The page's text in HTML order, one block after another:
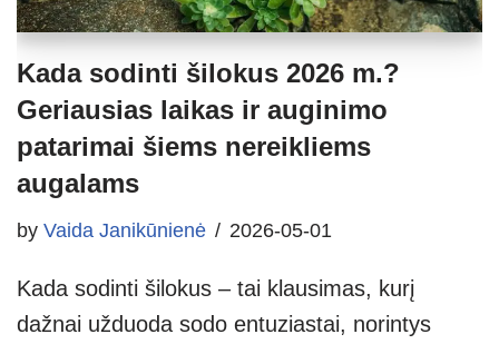
Kada sodinti šilokus 2026 m.?
Geriausias laikas ir auginimo
patarimai šiems nereikliems
augalams
by Vaida Janikūnienė 2026-05-01
Kada sodinti šilokus – tai klausimas, kurį
dažnai užduoda sodo entuziastai, norintys